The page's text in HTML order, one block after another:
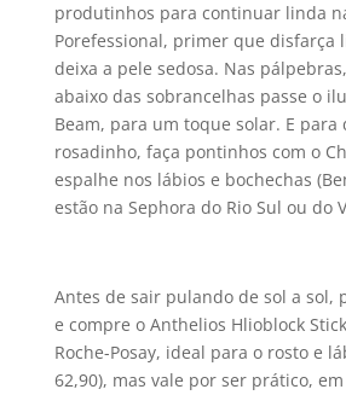
produtinhos para continuar linda
Porefessional, primer que disfarça
deixa a pele sedosa. Nas
abaixo das sobrancelhas passe o
Beam, para um toque solar. E para
rosadinho, faça pontinhos com o
espalhe nos lábios e bochechas
estão na Sephora do Rio Sul ou do
Antes de sair pulando de sol a sol,
e compre o Anthelios Hlioblock Stick
Roche-Posay, ideal para o rosto e
62,90), mas vale por ser prático,